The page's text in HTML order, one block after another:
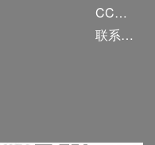
CCF创建60周年
联系我们